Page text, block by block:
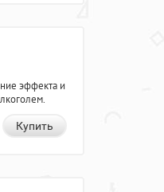
эффекта и
Купить